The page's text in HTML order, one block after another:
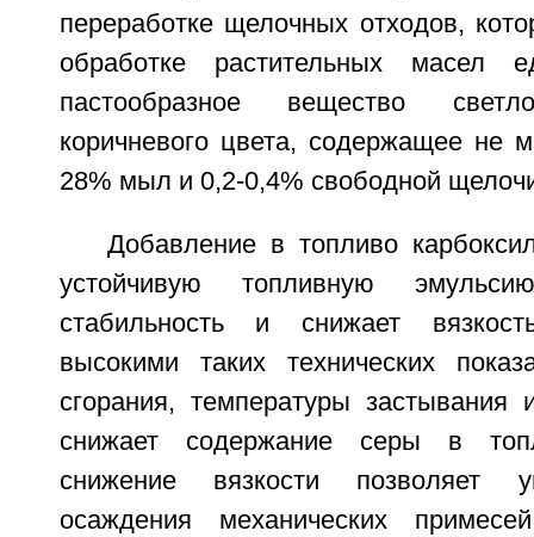
переработке щелочных отходов,
обработке растительных масел
пастообразное вещество
коричневого цвета, содержащее не
28% мыл и 0,2-0,4% свободной
Добавление в топливо
устойчивую топливную
стабильность и снижает
высокими таких технических
сгорания, температуры
снижает содержание серы в
снижение вязкости позволяет
осаждения механических